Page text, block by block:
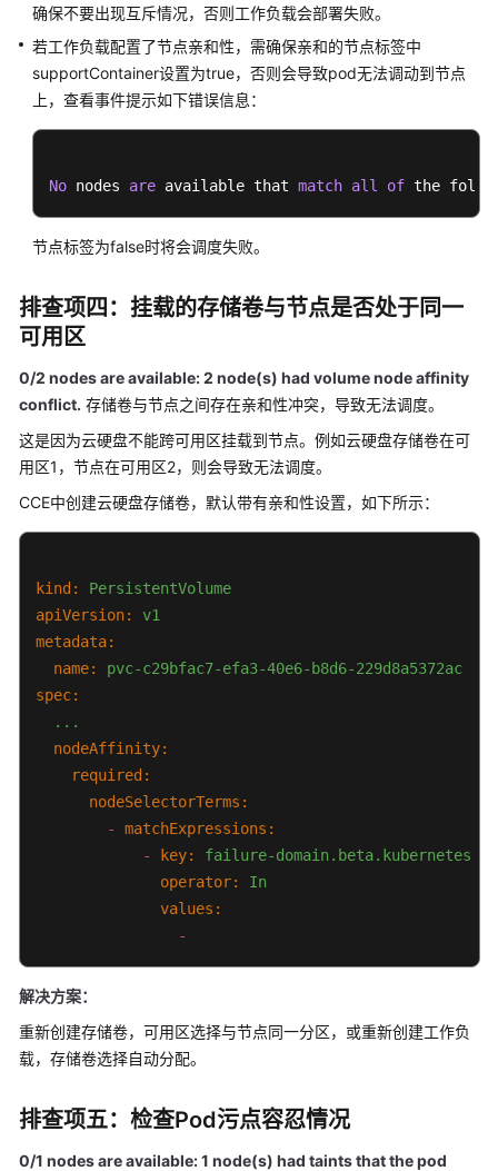
云
原
测
名
置
密
钥
插
模
（Helm
Chart）
置
中
心
见
问
题
高
频
常
确保不要出现互斥情况，否则工作负载会部署失败。
若工作负载配置了节点亲和性，需确保亲和的节点标签中
supportContainer设置为true，否则会导致pod无法调动到节点
上，查看事件提示如下错误信息：
No nodes are available that match all of the
节点标签为false时将会调度失败。
排查项四：挂载的存储卷与节点是否处于同一
可用区
0/2 nodes are available: 2 node(s) had volume node affinity
conflict. 存储卷与节点之间存在亲和性冲突，导致无法调度。
这是因为云硬盘不能跨可用区挂载到节点。例如云硬盘存储卷在可
用区1，节点在可用区2，则会导致无法调度。
CCE中创建云硬盘存储卷，默认带有亲和性设置，如下所示：
kind:
PersistentVolume
apiVersion:
v1
metadata:
name:
pvc-c29bfac7-efa3-40e6-b8d6-229d8a5372ac
spec:
...
nodeAffinity:
required:
nodeSelectorTerms:
-
matchExpressions:
-
key:
failure-
operator:
In
values:
-
解决方案：
重新创建存储卷，可用区选择与节点同一分区，或重新创建工作负
载，存储卷选择自动分配。
排查项五：检查Pod污点容忍情况
0/1 nodes are available: 1 node(s) had taints that the pod